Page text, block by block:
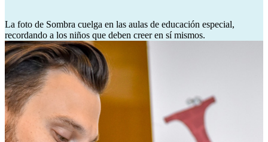
La foto de Sombra cuelga en las aulas de educación especial,
recordando a los niños que deben creer en sí mismos.